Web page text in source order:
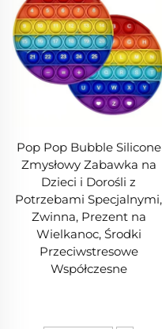
Pop Pop Bubble Silicone
Zmysłowy Zabawka na
Dzieci i Dorośli z
Potrzebami Specjalnymi,
Zwinna, Prezent na
Wielkanoc, Środki
Przeciwstresowe
Współczesne